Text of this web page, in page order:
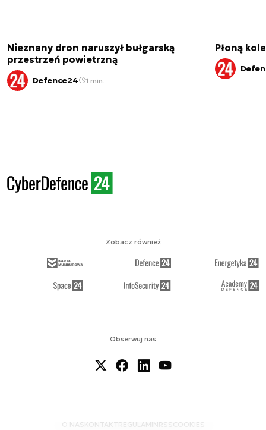
Nieznany dron naruszył bułgarską
przestrzeń powietrzną
Defence24 1 min.
Płoną
Obserwuj nas
O NAS KONTAKTREGULAMINRSS COOKIES
Zobacz również